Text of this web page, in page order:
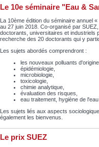
Le 10e séminaire "Eau &
La 10ème édition du séminaire annuel
au 27 juin 2018. Co-organisé par
doctorants, universitaires et industriels
recherche des 20 doctorants qui y
Les sujets abordés comprendront :
les nouveaux polluants
épidémiologie,
microbiologie,
toxicologie,
chimie analytique,
évaluation des risques,
eau traitement, hygiène de
Les sujets liés aux aspects
également les bienvenus.
Le prix SUEZ